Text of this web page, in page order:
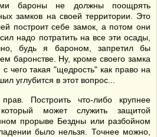
бароны не должны поощрять
замков на своей территории. Это
построит себе замок, а потом они
надо потратить на все эти осады,
будь я бароном, запретил бы
баронстве. Ну, кроме своего замка
чего такая "щедрость" как право на
углубится в этот вопрос...
Построить что-либо крупнее
может служить защитой
прорыве Бездны или разбойном
было нельзя. Точнее можно,